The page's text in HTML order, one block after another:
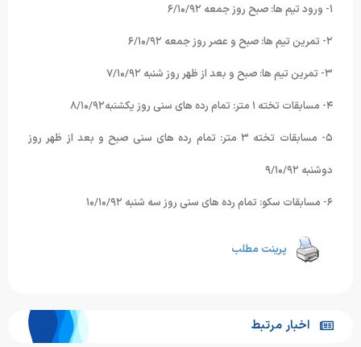
۲- تمرین تیم ها: صبح و عصر روز جمعه ۶/۱۰/۹۲
۳- تمرین تیم ها: صبح و بعد از ظهر روز شنبه ۷/۱۰/۹۲
۴- مسابقات تخته ۱ متر: تمام رده های سنی روز یکشنبه۸/۱۰/۹۲
۵- مسابقات تخته ۳ متر: تمام رده های سنی صبح و بعد از ظهر روز
دوشنبه ۹/۱۰/۹۲
۶- مسابقات سکو: تمام رده های سنی روز سه شنبه ۱۰/۱۰/۹۲
پرینت مطلب
اخبار مرتبط